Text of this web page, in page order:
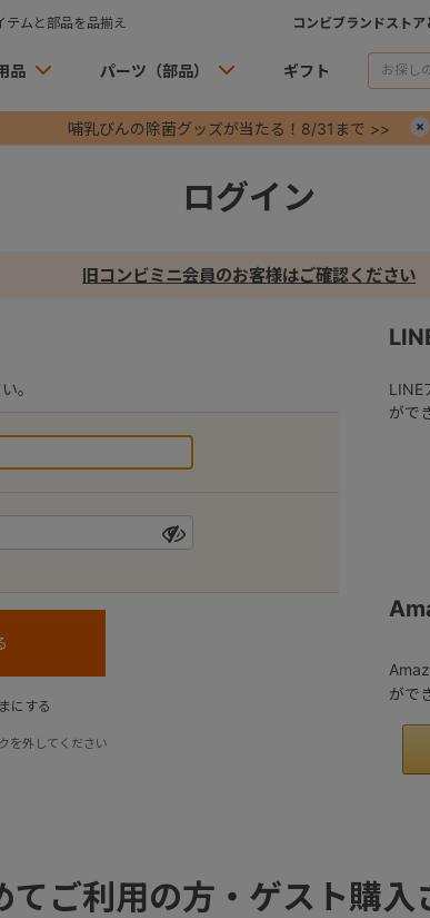
ムと部品を品揃え コンビブランドストア
品 パーツ（部品） ギフト
哺乳びんの除菌グッズが当たる！8/31まで >>
ログイン
旧コンビミニ会員のお客様はご確認ください
。
にする
を外してください
LINE
がで
がで
てご利用の方・ゲスト購入